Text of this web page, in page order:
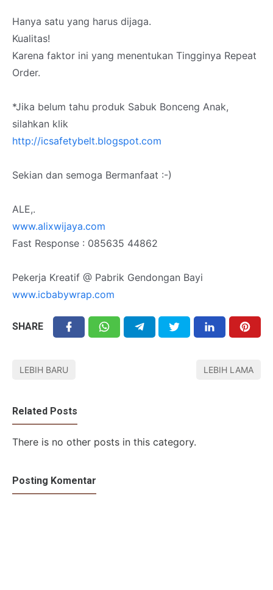
Hanya satu yang harus dijaga.
Kualitas!
Karena faktor ini yang menentukan Tingginya Repeat
Order.
*Jika belum tahu produk Sabuk Bonceng Anak,
silahkan klik
http://icsafetybelt.blogspot.com
Sekian dan semoga Bermanfaat :-)
ALE,.
www.alixwijaya.com
Fast Response : 085635 44862
Pekerja Kreatif @ Pabrik Gendongan Bayi
www.icbabywrap.com
SHARE
LEBIH BARU LEBIH LAMA
Related Posts
There is no other posts in this category.
Posting Komentar